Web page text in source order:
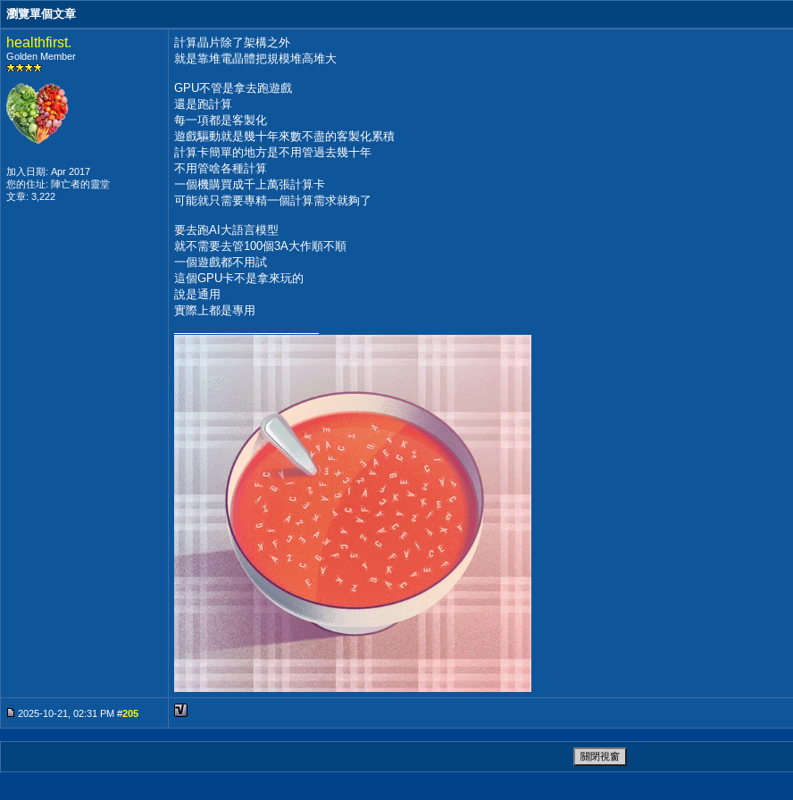
瀏覽單個文章
healthfirst.
Golden Member
加入日期: Apr 2017
您的住址: 陣亡者的靈堂
文章: 3,222
計算晶片除了架構之外
就是靠堆電晶體把規模堆高堆大
GPU不管是拿去跑遊戲
還是跑計算
每一項都是客製化
遊戲驅動就是幾十年來數不盡的客製化累積
計算卡簡單的地方是不用管過去幾十年
不用管啥各種計算
一個機購買成千上萬張計算卡
可能就只需要專精一個計算需求就夠了
要去跑AI大語言模型
就不需要去管100個3A大作順不順
一個遊戲都不用試
這個GPU卡不是拿來玩的
說是通用
實際上都是專用
2025-10-21, 02:31 PM #205